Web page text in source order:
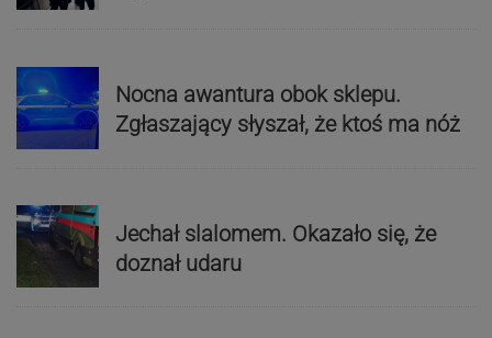
Nocna awantura obok sklepu.
Zgłaszający słyszał, że ktoś ma nóż
Jechał slalomem. Okazało się, że
doznał udaru